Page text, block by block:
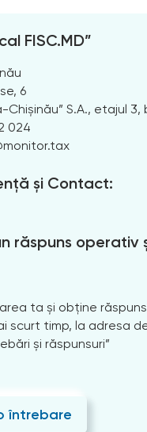
FISC.MD”
6
S.A., etajul 3,
024
și Contact:
răspuns operativ
ta și obține
scurt timp, la adresa
și răspunsuri”
întrebare